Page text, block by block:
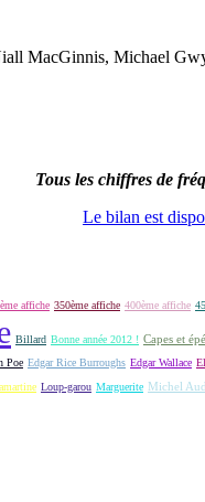
MacGinnis, Michael
Tous les chiffres de
Le bilan est
affiche 350ème affiche 400ème affiche
Billard Bonne année 2012 ! Capes et
Poe Edgar Rice Burroughs Edgar Wallace
Loup-garou Marguerite Michel